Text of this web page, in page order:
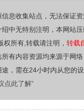
息收集站点，无法保证
中无特别注明，本网站
权所有,转载请注明， 转载
所有内容资源均来源于网
，需在24小时内从您的
点此了解”